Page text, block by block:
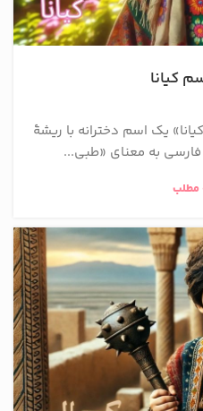
کیانا
یک اسم دخترانه با ریشهٔ
به معنای «طبی...
مطلب